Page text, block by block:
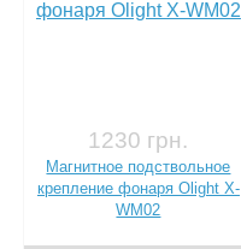
1230 грн.
Магнитное подствольное
крепление фонаря Olight X-
WM02